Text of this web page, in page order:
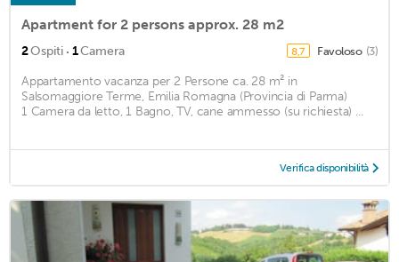
Apartment for 2 persons approx. 28 m2
2Ospiti · 1Camera 8,7 Favoloso (3)
Appartamento vacanza per 2 Persone ca. 28 m² in
Salsomaggiore Terme, Emilia Romagna (Provincia di Parma)
1 Camera da letto, 1 Bagno, TV, cane ammesso (su richiesta) ...
Verifica disponibilità